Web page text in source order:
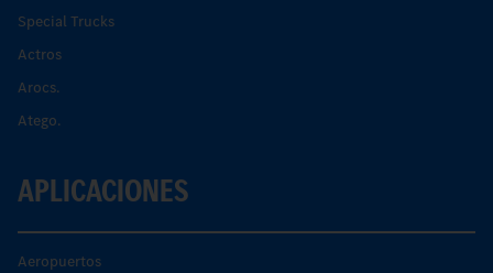
Special Trucks
Actros
Arocs.
Atego.
APLICACIONES
Aeropuertos